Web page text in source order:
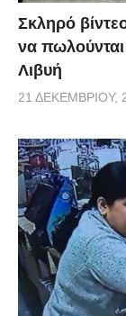
Σκληρό
να
Λιβυή
21 ΔΕΚΕΜΒΡΊΟΥ,